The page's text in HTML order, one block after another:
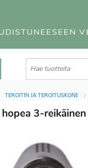
TEROITIN JA TEROITUSKONE
3-